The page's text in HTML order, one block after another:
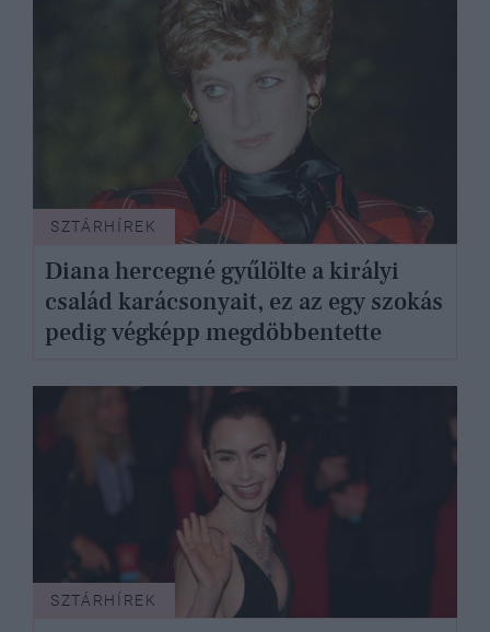
SZTÁRHÍREK
Diana hercegné gyűlölte a királyi
család karácsonyait, ez az egy szokás
pedig végképp megdöbbentette
SZTÁRHÍREK